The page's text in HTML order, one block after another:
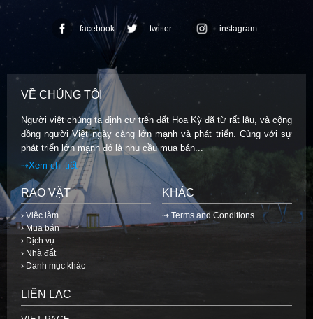
facebook twitter instagram
VỀ CHÚNG TÔI
Người việt chúng ta định cư trên đất Hoa Kỳ đã từ rất lâu, và cộng
đồng người Việt ngày càng lớn mạnh và phát triển. Cùng với sự
phát triển lớn mạnh đó là nhu cầu mua bán...
⇢Xem chi tiết
RAO VẶT
› Việc làm
› Mua bán
› Dịch vụ
› Nhà đất
› Danh mục khác
KHÁC
⇢ Terms and Conditions
LIÊN LẠC